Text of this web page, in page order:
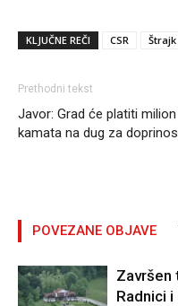
KLJUČNE REČI CSR Štrajk
Prethodni tekst
Javor: Grad će platiti milion
kamata na dug za
POVEZANE OBJAVE
Završen
Radnici